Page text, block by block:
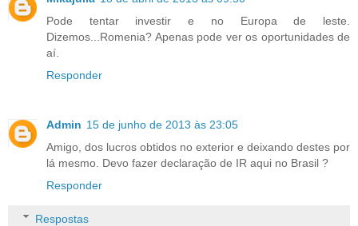
Pode tentar investir e no Europa de leste.
Dizemos...Romenia? Apenas pode ver os oportunidades de
aí.
Responder
Admin 15 de junho de 2013 às 23:05
Amigo, dos lucros obtidos no exterior e deixando destes por
lá mesmo. Devo fazer declaração de IR aqui no Brasil ?
Responder
Respostas